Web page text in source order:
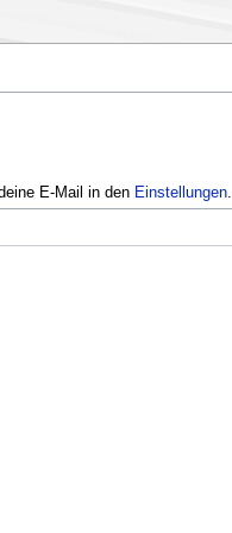
E-Mail in den Einstellungen.